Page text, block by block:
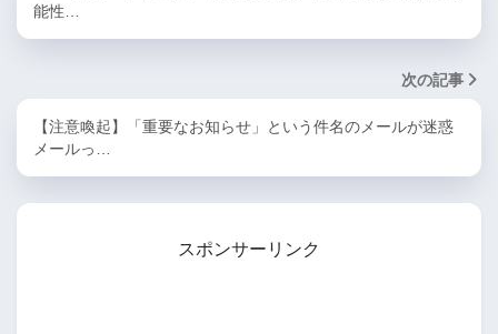
能性…
次の記事
【注意喚起】「重要なお知らせ」という件名のメールが迷惑
メールっ…
スポンサーリンク